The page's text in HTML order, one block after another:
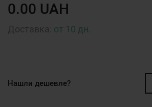
0.00 UAH
от 10 дн.
Нашли дешевле?